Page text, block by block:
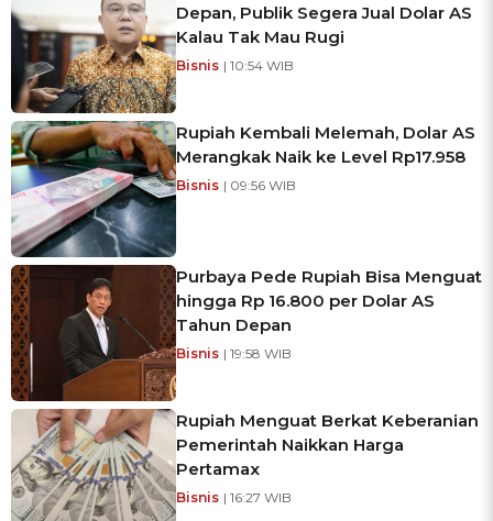
Depan, Publik Segera Jual Dolar AS
Kalau Tak Mau Rugi
Bisnis | 10:54 WIB
Rupiah Kembali Melemah, Dolar AS
Merangkak Naik ke Level Rp17.958
Bisnis | 09:56 WIB
Purbaya Pede Rupiah Bisa Menguat
hingga Rp 16.800 per Dolar AS
Tahun Depan
Bisnis | 19:58 WIB
Rupiah Menguat Berkat Keberanian
Pemerintah Naikkan Harga
Pertamax
Bisnis | 16:27 WIB